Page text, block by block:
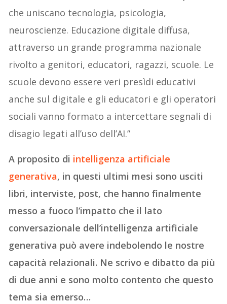
che uniscano tecnologia, psicologia,
neuroscienze. Educazione digitale diffusa,
attraverso un grande programma nazionale
rivolto a genitori, educatori, ragazzi, scuole. Le
scuole devono essere veri presìdi educativi
anche sul digitale e gli educatori e gli operatori
sociali vanno formato a intercettare segnali di
disagio legati all’uso dell’AI.”
A proposito di intelligenza artificiale
generativa, in questi ultimi mesi sono usciti
libri, interviste, post, che hanno finalmente
messo a fuoco l’impatto che il lato
conversazionale dell’intelligenza artificiale
generativa può avere indebolendo le nostre
capacità relazionali. Ne scrivo e dibatto da più
di due anni e sono molto contento che questo
tema sia emerso…